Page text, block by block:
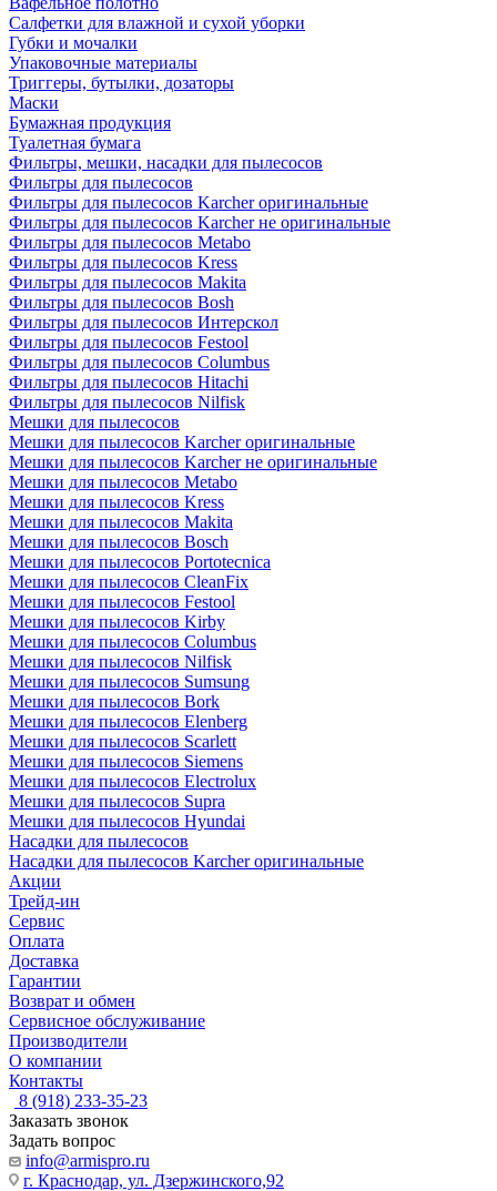
Салфетки для влажной и сухой уборки
Губки и мочалки
Упаковочные материалы
Триггеры, бутылки, дозаторы
Маски
Бумажная продукция
Туалетная бумага
Фильтры, мешки, насадки для пылесосов
Фильтры для пылесосов
Фильтры для пылесосов Karcher оригинальные
Фильтры для пылесосов Karcher не оригинальные
Фильтры для пылесосов Metabo
Фильтры для пылесосов Kress
Фильтры для пылесосов Makita
Фильтры для пылесосов Bosh
Фильтры для пылесосов Интерскол
Фильтры для пылесосов Festool
Фильтры для пылесосов Columbus
Фильтры для пылесосов Hitachi
Фильтры для пылесосов Nilfisk
Мешки для пылесосов
Мешки для пылесосов Karcher оригинальные
Мешки для пылесосов Karcher не оригинальные
Мешки для пылесосов Metabo
Мешки для пылесосов Kress
Мешки для пылесосов Makita
Мешки для пылесосов Bosch
Мешки для пылесосов Portotecnica
Мешки для пылесосов CleanFix
Мешки для пылесосов Festool
Мешки для пылесосов Kirby
Мешки для пылесосов Columbus
Мешки для пылесосов Nilfisk
Мешки для пылесосов Sumsung
Мешки для пылесосов Bork
Мешки для пылесосов Elenberg
Мешки для пылесосов Scarlett
Мешки для пылесосов Siemens
Мешки для пылесосов Electrolux
Мешки для пылесосов Supra
Мешки для пылесосов Hyundai
Насадки для пылесосов
Насадки для пылесосов Karcher оригинальные
Акции
Трейд-ин
Сервис
Оплата
Доставка
Гарантии
Возврат и обмен
Сервисное обслуживание
Производители
О компании
Контакты
8 (918) 233-35-23
Заказать звонок
Задать вопрос
info@armispro.ru
г. Краснодар, ул. Дзержинского,92